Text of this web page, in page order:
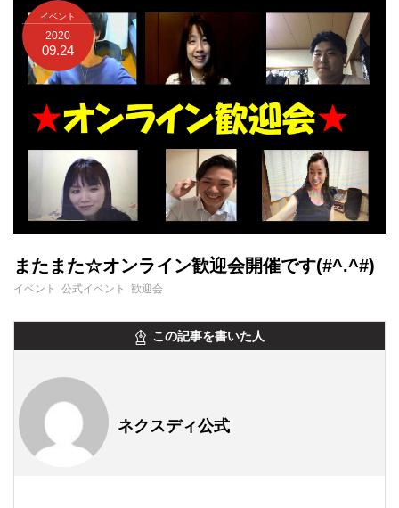
イベント
2020
09.24
またまた☆オンライン歓迎会開催です(#^.^#)
イベント 公式イベント 歓迎会
この記事を書いた人
ネクスディ公式